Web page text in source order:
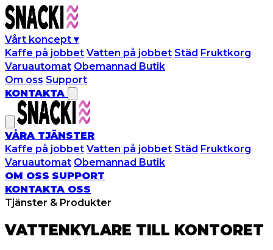
Vårt koncept ▾
Kaffe på jobbet Vatten på jobbet Städ Fruktkorg
Varuautomat Obemannad Butik
Om oss Support
KONTAKTA
VÅRA TJÄNSTER
Kaffe på jobbet Vatten på jobbet Städ Fruktkorg
Varuautomat Obemannad Butik
OM OSS SUPPORT
KONTAKTA OSS
Tjänster & Produkter
VATTENKYLARE TILL KONTORET